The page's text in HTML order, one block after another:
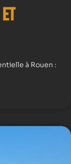
et
à Rouen :